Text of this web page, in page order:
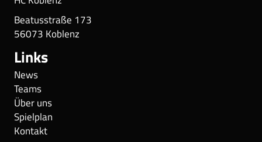
Beatusstraße 173
56073 Koblenz
Links
News
Teams
Über uns
Spielplan
Kontakt